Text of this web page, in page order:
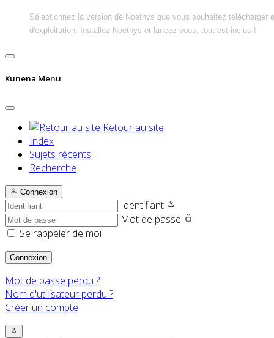
Sélectionnez la version de Noethys que vous souhaitez télécharger
d'exploitation. Installez Noethys et lancez-vous, tout est inclus !
Kunena Menu
Retour au site
Index
Sujets récents
Recherche
Connexion
Identifiant
Mot de passe
Se rappeler de moi
Connexion
Mot de passe perdu ?
Nom d'utilisateur perdu ?
Créer un compte